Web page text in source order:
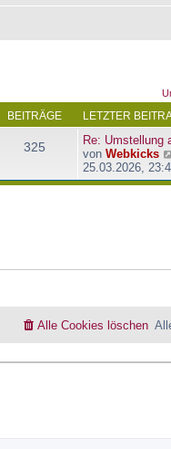
BEITRÄGE LETZTER
325
Re: Umstellung
von Webkicks
25.03.2026,
Alle Cookies löschen